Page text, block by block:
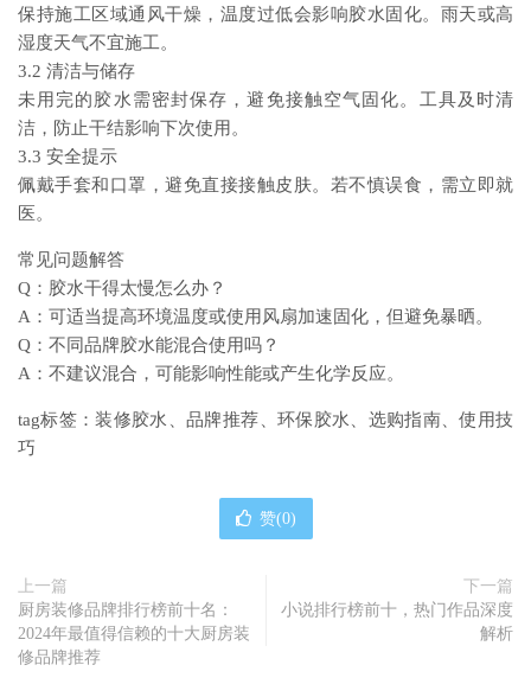
保持施工区域通风干燥，温度过低会影响胶水固化。雨天或高
湿度天气不宜施工。
3.2 清洁与储存
未用完的胶水需密封保存，避免接触空气固化。工具及时清
洁，防止干结影响下次使用。
3.3 安全提示
佩戴手套和口罩，避免直接接触皮肤。若不慎误食，需立即就
医。
常见问题解答
Q：胶水干得太慢怎么办？
A：可适当提高环境温度或使用风扇加速固化，但避免暴晒。
Q：不同品牌胶水能混合使用吗？
A：不建议混合，可能影响性能或产生化学反应。
tag标签：装修胶水、品牌推荐、环保胶水、选购指南、使用技
巧
赞(0)
上一篇
厨房装修品牌排行榜前十名：
2024年最值得信赖的十大厨房装
修品牌推荐
下一篇
小说排行榜前十，热门作品深度
解析